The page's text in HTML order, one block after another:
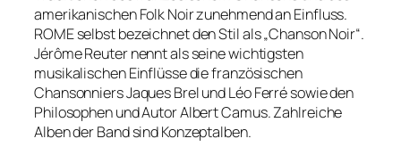
amerikanischen Folk Noir zunehmend an Einfluss.
ROME selbst bezeichnet den Stil als „Chanson Noir“.
Jérôme Reuter nennt als seine wichtigsten
musikalischen Einflüsse die französischen
Chansonniers Jaques Brel und Léo Ferré sowie den
Philosophen und Autor Albert Camus. Zahlreiche
Alben der Band sind Konzeptalben.